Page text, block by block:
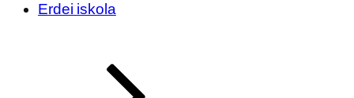
Erdei iskola